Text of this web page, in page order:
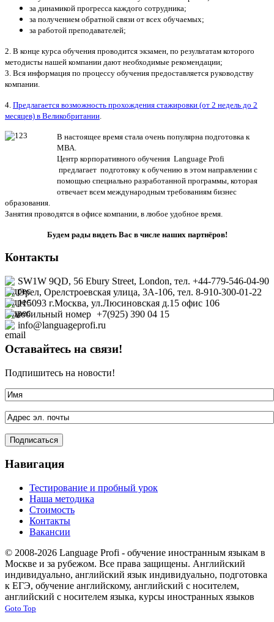
за динамикой прогресса каждого сотрудника;
за получением обратной связи от всех обучаемых;
за работой преподавателей;
2. В конце курса обучения проводится экзамен, по результатам которого
методисты нашей компании дают необходимые рекомендации;
3. Вся информация по процессу обучения предоставляется руководству
компании.
4. Предлагается возможность прохождения стажировки (от 2 недель до 2
месяцев) в Великобритании
В настоящее время стала очень популярна подготовка к
МВА.
Центр корпоративного обучения Language Profi
предлагает подготовку к обучению в этом направлении с
помощью специально разработанной программы, которая
отвечает всем международным требованиям бизнес
образования.
Занятия проводятся в офисе компании, в любое удобное время.
Будем рады видеть Вас в числе наших партнёров!
Контакты
SW1W 9QD, 56 Ebury Street, London, тел. +44-779-546-04-90
Орел, Орелстроевская улица, 3А-106, тел. 8-910-300-01-22
115093 г.Москва, ул.Люсиновская д.15 офис 106
+7(925) 390 04 15
info@languageprofi.ru
Оставайтесь на связи!
Подпишитесь на новости!
Навигация
Тестирование и пробный урок
Наша методика
Стоимость
Контакты
Вакансии
© 2008-2026 Language Profi - обучение иностранным языкам в
Москве и за рубежом. Все права защищены. Английский
индивидуально, английский язык индивидуально, подготовка
к ЕГЭ, обучение английскому, английский с носителем,
английский с носителем языка, курсы иностранных языков
Goto Top